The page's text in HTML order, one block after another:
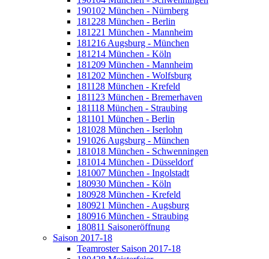
190102 München - Nürnberg
181228 München - Berlin
181221 München - Mannheim
181216 Augsburg - München
181214 München - Köln
181209 München - Mannheim
181202 München - Wolfsburg
181128 München - Krefeld
181123 München - Bremerhaven
181118 München - Straubing
181101 München - Berlin
181028 München - Iserlohn
191026 Augsburg - München
181018 München - Schwenningen
181014 München - Düsseldorf
181007 München - Ingolstadt
180930 München - Köln
180928 München - Krefeld
180921 München - Augsburg
180916 München - Straubing
180811 Saisoneröffnung
Saison 2017-18
Teamroster Saison 2017-18